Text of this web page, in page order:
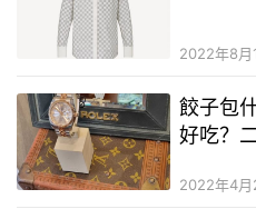
2022年8月
餃子包
好吃？
2022年4月